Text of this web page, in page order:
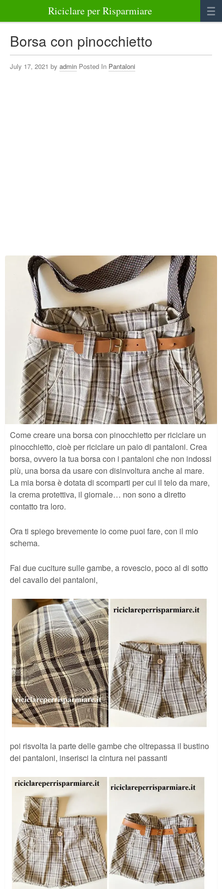
Riciclare per Risparmiare
Bellezza Benessere e Salute
Borsa con pinocchietto
July 17, 2021 by admin Posted In Pantaloni
Come creare una borsa con pinocchietto per riciclare un
pinocchietto, cioè per riciclare un paio di pantaloni. Crea
borsa, ovvero la tua borsa con i pantaloni che non indossi
più, una borsa da usare con disinvoltura anche al mare.
La mia borsa è dotata di scomparti per cui il telo da mare,
la crema protettiva, il giornale… non sono a diretto
contatto tra loro.
Ora ti spiego brevemente io come puoi fare, con il mio
schema.
Fai due cuciture sulle gambe, a rovescio, poco al di sotto
del cavallo dei pantaloni,
poi risvolta la parte delle gambe che oltrepassa il bustino
dei pantaloni, inserisci la cintura nei passanti